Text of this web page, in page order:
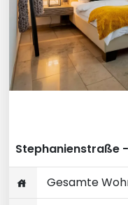
Stephanienstraße
Gesamte